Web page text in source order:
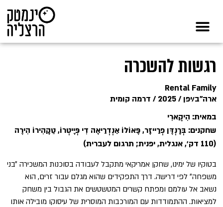
רגשות להשכרה
Rental Family
ארה"ב/יפן / 2025 / דרמה קומית
במאית: הִיקָארִי
שחקנים: בְּרֶנְדָּן פְרֵייזֶר, פָּאוֹלוֹ אַנְדְרֵיאָה דִי פְּיֶיטְרוֹ, טַקֶהִירוֹ הִירָה
(110 דק׳, אנגלית, יפנית; תרגום לעברית)
בטוקיו של ימינו, שחקן אמריקאי מתקבל לעבודה בסוכנות המשכירה ״בני
משפחה״ לפי דרישה. דרך התפקידים שהוא מגלם עבור זרים, הוא
נשאב אל עולמם ומפתח קשרים המטשטשים את הגבול בין משחק
למציאות. ההתמודדות עם המורכבות המוסרית של עיסוקו מובילה אותו